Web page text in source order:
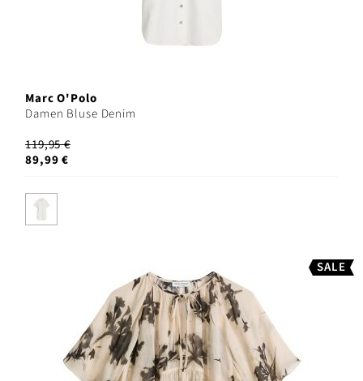
Marc O'Polo
Damen Bluse Denim
119,95 €
89,99 €
SALE